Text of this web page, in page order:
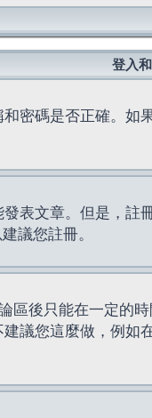
登入
密碼是否正確。
表文章。但是，
議您註冊。
區後只能在一定的
議您這麼做，例